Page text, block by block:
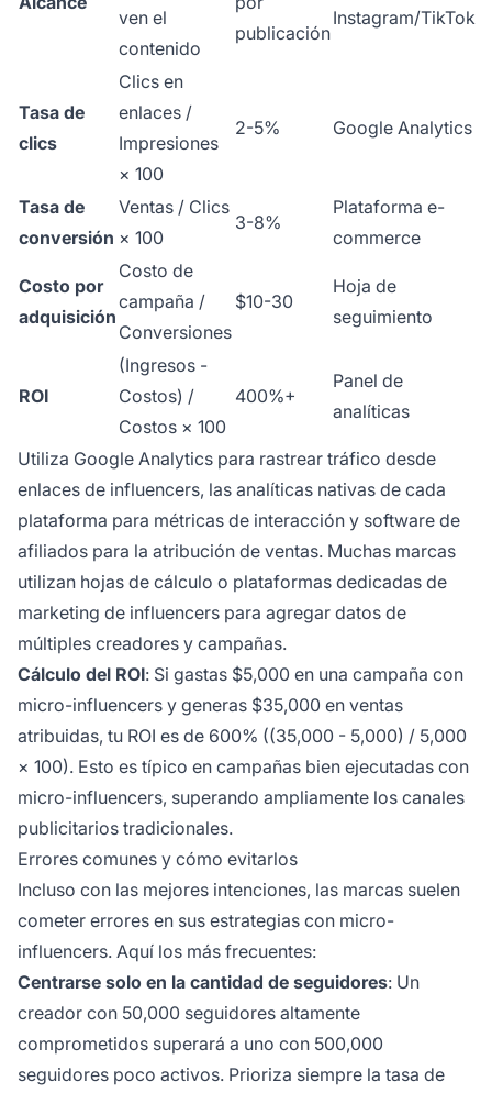
ven el
contenido
publicación
Instagram/TikTok
Tasa de
clics
Clics en
enlaces /
Impresiones
× 100
2-5% Google Analytics
Tasa de
conversión
Ventas / Clics
× 100
3-8%
Plataforma e-
commerce
Costo por
adquisición
Costo de
campaña /
Conversiones
$10-30
Hoja de
seguimiento
ROI
(Ingresos -
Costos) /
Costos × 100
400%+
Panel de
analíticas
Utiliza Google Analytics para rastrear tráfico desde
enlaces de influencers, las analíticas nativas de cada
plataforma para métricas de interacción y software de
afiliados para la atribución de ventas. Muchas marcas
utilizan hojas de cálculo o plataformas dedicadas de
marketing de influencers para agregar datos de
múltiples creadores y campañas.
Cálculo del ROI: Si gastas $5,000 en una campaña con
micro-influencers y generas $35,000 en ventas
atribuidas, tu ROI es de 600% ((35,000 - 5,000) / 5,000
× 100). Esto es típico en campañas bien ejecutadas con
micro-influencers, superando ampliamente los canales
publicitarios tradicionales.
Errores comunes y cómo evitarlos
Incluso con las mejores intenciones, las marcas suelen
cometer errores en sus estrategias con micro-
influencers. Aquí los más frecuentes:
Centrarse solo en la cantidad de seguidores: Un
creador con 50,000 seguidores altamente
comprometidos superará a uno con 500,000
seguidores poco activos. Prioriza siempre la tasa de